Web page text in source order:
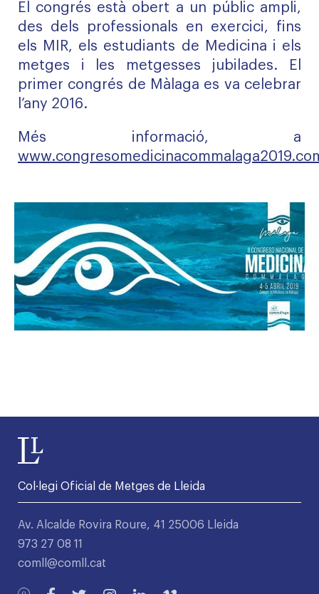
El congrés està obert a un públic ampli,
des dels professionals en exercici, fins
els MIR, els estudiants de Medicina i els
metges i les metgesses jubilades. El
primer congrés de Màlaga es va celebrar
l’any 2016.
Més informació, a
Col·legi Oficial de Metges de Lleida
Av. Alcalde Rovira Roure, 41 25006 Lleida
973 27 08 11
comll@comll.cat